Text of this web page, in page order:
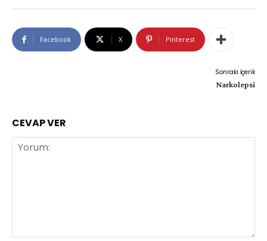
Facebook X Pinterest
Sonraki İçerik
Narkolepsi
CEVAP VER